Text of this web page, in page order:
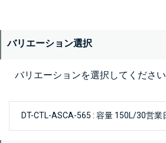
バリエーション選択
バリエーションを選択してください